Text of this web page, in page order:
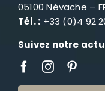
05100 Névache –
Tél. : +33 (0)4 92
Suivez notre